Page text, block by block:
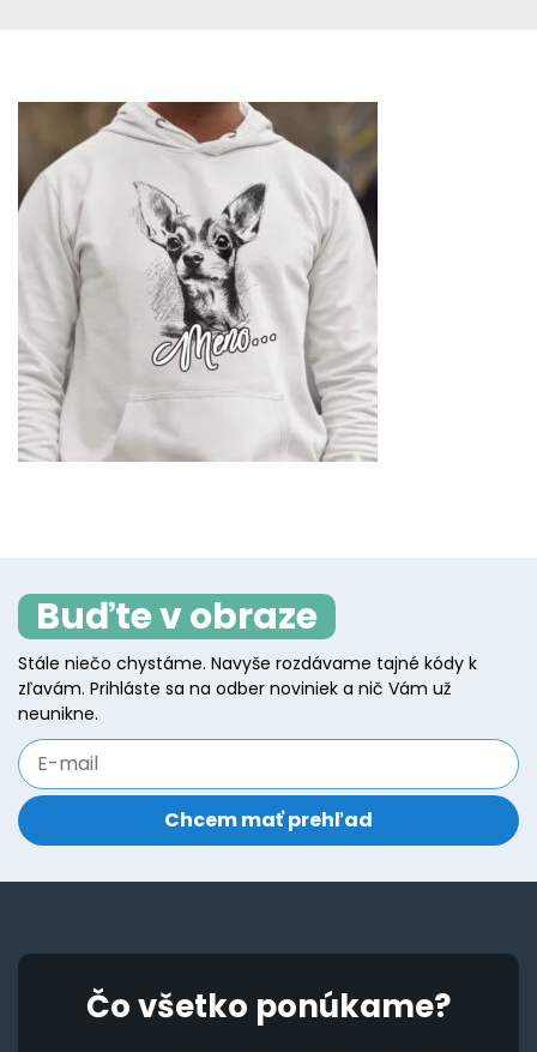
Buďte v obraze
Stále niečo chystáme. Navyše rozdávame tajné kódy k
zľavám. Prihláste sa na odber noviniek a nič Vám už
neunikne.
Čo všetko ponúkame?